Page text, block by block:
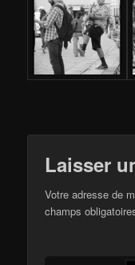
Laisser
Votre adresse de
champs